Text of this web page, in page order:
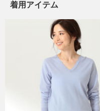
着用アイテム